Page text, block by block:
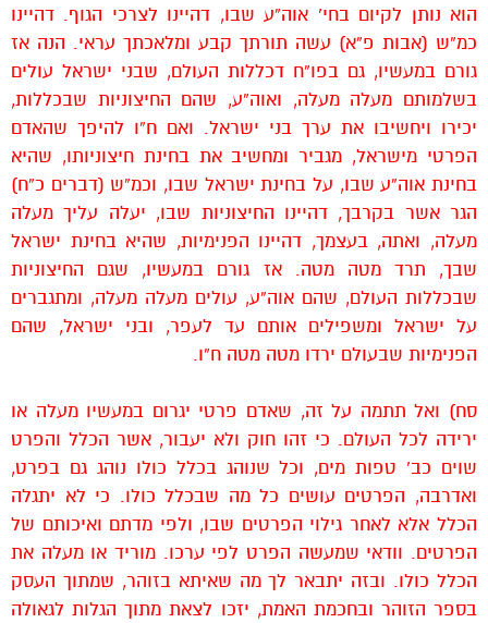
הוא נותן לקיום בחי’ אוה”ע שבו, דהיינו לצרכי הגוף. דהיינו
כמ”ש (אבות פ”א) עשה תורתך קבע ומלאכתך עראי. הנה אז
גורם במעשיו, גם בפו”ח דכללות העולם, שבני ישראל עולים
בשלמותם מעלה מעלה, ואוה”ע, שהם החיצוניות שבכללות,
יכירו ויחשיבו את ערך בני ישראל. ואם ח”ו להיפך שהאדם
הפרטי מישראל, מגביר ומחשיב את בחינת חיצוניותו, שהיא
בחינת אוה”ע שבו, על בחינת ישראל שבו, וכמ”ש (דברים כ”ח)
הגר אשר בקרבך, דהיינו החיצוניות שבו, יעלה עליך מעלה
מעלה, ואתה, בעצמך, דהיינו הפנימיות, שהיא בחינת ישראל
שבך, תרד מטה מטה. אז גורם במעשיו, שגם החיצוניות
שבכללות העולם, שהם אוה”ע, עולים מעלה מעלה, ומתגברים
על ישראל ומשפילים אותם עד לעפר, ובני ישראל, שהם
הפנימיות שבעולם ירדו מטה מטה ח”ו.
סח) ואל תתמה על זה, שאדם פרטי יגרום במעשיו מעלה או
ירידה לכל העולם. כי זהו חוק ולא יעבור, אשר הכלל והפרט
שוים כב’ טפות מים, וכל שנוהג בכלל כולו נוהג גם בפרט,
ואדרבה, הפרטים עושים כל מה שבכלל כולו. כי לא יתגלה
הכלל אלא לאחר גילוי הפרטים שבו, ולפי מדתם ואיכותם של
הפרטים. וודאי שמעשה הפרט לפי ערכו. מוריד או מעלה את
הכלל כולו. ובזה יתבאר לך מה שאיתא בזוהר, שמתוך העסק
בספר הזוהר ובחכמת האמת, יזכו לצאת מתוך הגלות לגאולה